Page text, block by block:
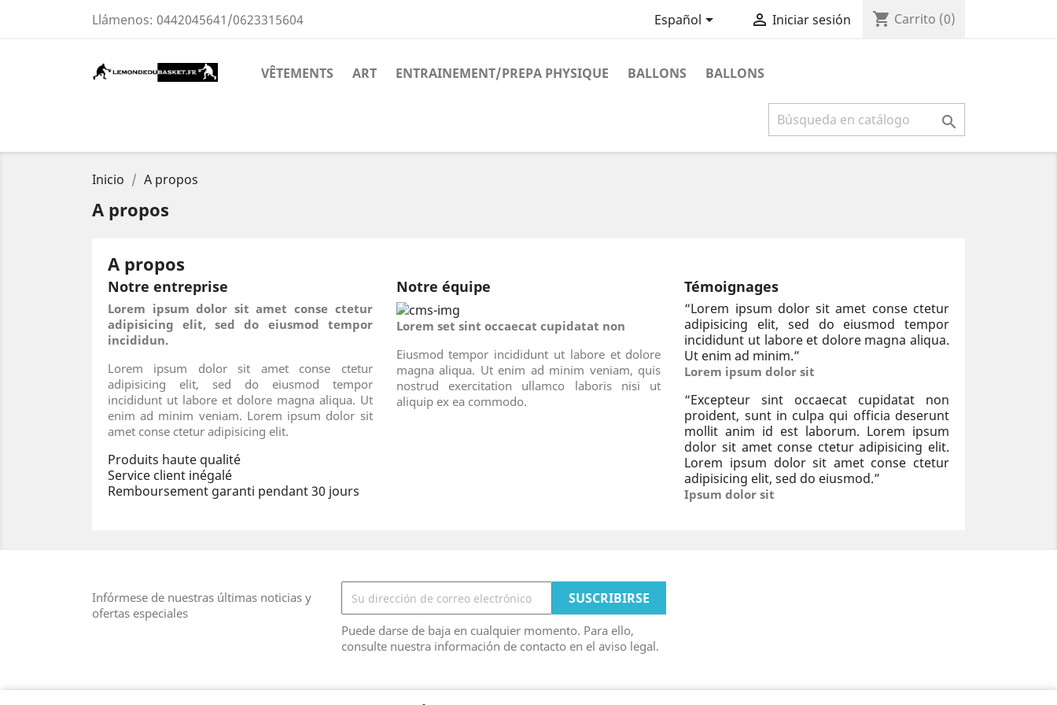
Llámenos: 0442045641/0623315604 Español  Iniciar sesión shopping_cart Carrito (0)
VÊTEMENTS ART ENTRAINEMENT/PREPA PHYSIQUE BALLONS BALLONS

Inicio A propos
A propos
A propos
Notre entreprise
Lorem ipsum dolor sit amet conse ctetur
adipisicing elit, sed do eiusmod tempor
incididun.
Lorem ipsum dolor sit amet conse ctetur
adipisicing elit, sed do eiusmod tempor
incididunt ut labore et dolore magna aliqua. Ut
enim ad minim veniam. Lorem ipsum dolor sit
amet conse ctetur adipisicing elit.
Produits haute qualité
Service client inégalé
Remboursement garanti pendant 30 jours
Notre équipe
Lorem set sint occaecat cupidatat non
Eiusmod tempor incididunt ut labore et dolore
magna aliqua. Ut enim ad minim veniam, quis
nostrud exercitation ullamco laboris nisi ut
aliquip ex ea commodo.
Témoignages
“Lorem ipsum dolor sit amet conse ctetur
adipisicing elit, sed do eiusmod tempor
incididunt ut labore et dolore magna aliqua.
Ut enim ad minim.”
Lorem ipsum dolor sit
“Excepteur sint occaecat cupidatat non
proident, sunt in culpa qui officia deserunt
mollit anim id est laborum. Lorem ipsum
dolor sit amet conse ctetur adipisicing elit.
Lorem ipsum dolor sit amet conse ctetur
adipisicing elit, sed do eiusmod.”
Ipsum dolor sit
Infórmese de nuestras últimas noticias y
ofertas especiales
Puede darse de baja en cualquier momento. Para ello,
consulte nuestra información de contacto en el aviso legal.